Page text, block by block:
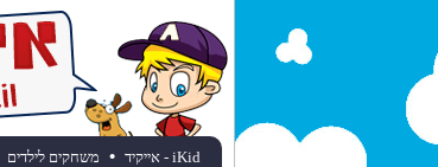
iKid - אייקיד • משחקים לילדים